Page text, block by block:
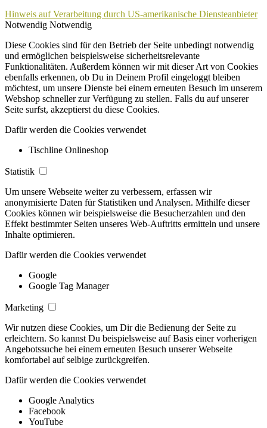
Hinweis auf Verarbeitung durch US-amerikanische Diensteanbieter
Notwendig Notwendig
Diese Cookies sind für den Betrieb der Seite unbedingt notwendig
und ermöglichen beispielsweise sicherheitsrelevante
Funktionalitäten. Außerdem können wir mit dieser Art von Cookies
ebenfalls erkennen, ob Du in Deinem Profil eingeloggt bleiben
möchtest, um unsere Dienste bei einem erneuten Besuch im unserem
Webshop schneller zur Verfügung zu stellen. Falls du auf unserer
Seite surfst, akzeptierst du diese Cookies.
Dafür werden die Cookies verwendet
Tischline Onlineshop
Statistik
Um unsere Webseite weiter zu verbessern, erfassen wir
anonymisierte Daten für Statistiken und Analysen. Mithilfe dieser
Cookies können wir beispielsweise die Besucherzahlen und den
Effekt bestimmter Seiten unseres Web-Auftritts ermitteln und unsere
Inhalte optimieren.
Dafür werden die Cookies verwendet
Google
Google Tag Manager
Marketing
Wir nutzen diese Cookies, um Dir die Bedienung der Seite zu
erleichtern. So kannst Du beispielsweise auf Basis einer vorherigen
Angebotssuche bei einem erneuten Besuch unserer Webseite
komfortabel auf selbige zurückgreifen.
Dafür werden die Cookies verwendet
Google Analytics
Facebook
YouTube